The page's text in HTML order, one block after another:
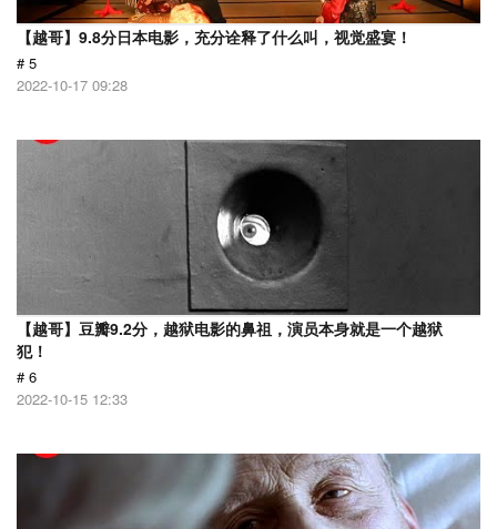
【越哥】9.8分日本电影，充分诠释了什么叫，视觉盛宴！
# 5
2022-10-17 09:28
【越哥】豆瓣9.2分，越狱电影的鼻祖，演员本身就是一个越狱
犯！
# 6
2022-10-15 12:33